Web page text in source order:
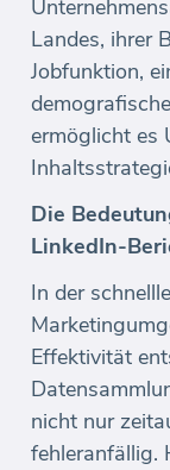
Landes, ihrer
Jobfunktion,
ermöglicht es
Die
LinkedIn-
In der
Effektivität
nicht nur
fehleranfällig.